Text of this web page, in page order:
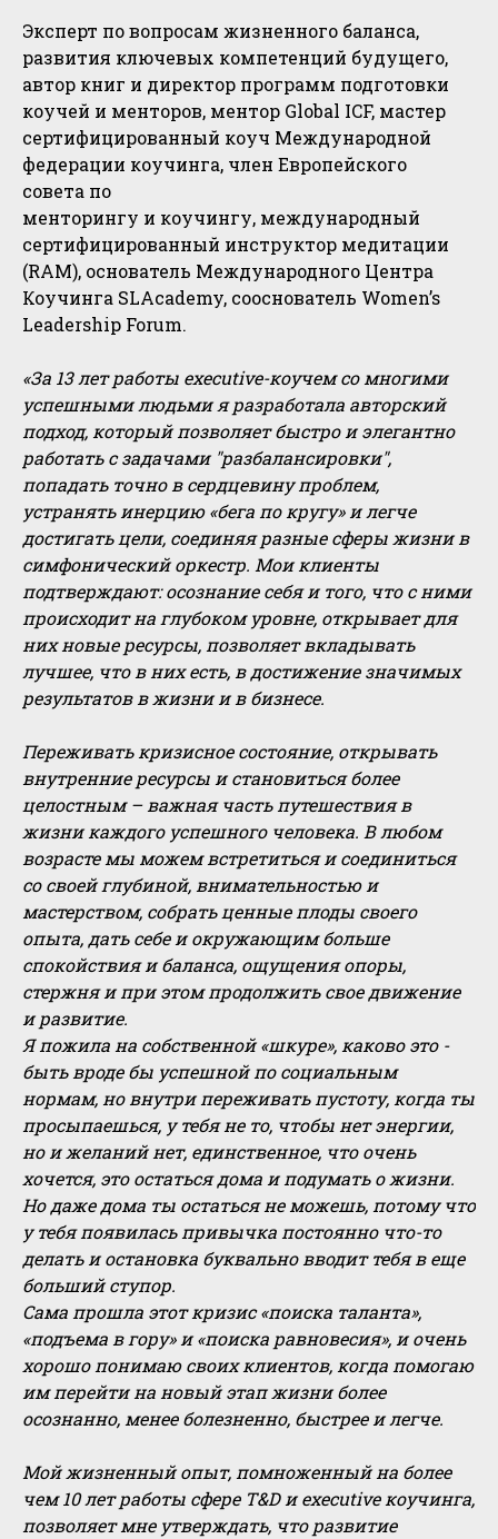
Эксперт по вопросам жизненного баланса,
развития ключевых компетенций будущего,
автор книг и директор программ подготовки
коучей и менторов, ментор Global ICF, мастер
сертифицированный коуч Международной
федерации коучинга, член Европейского
совета по
менторингу и коучингу, международный
сертифицированный инструктор медитации
(RAM), основатель Международного Центра
Коучинга SLAcademy, сооснователь Women’s
Leadership Forum.
«За 13 лет работы executive-коучем со многими
успешными людьми я разработала авторский
подход, который позволяет быстро и элегантно
работать с задачами "разбалансировки",
попадать точно в сердцевину проблем,
устранять инерцию «бега по кругу» и легче
достигать цели, соединяя разные сферы жизни в
симфонический оркестр. Мои клиенты
подтверждают: осознание себя и того, что с ними
происходит на глубоком уровне, открывает для
них новые ресурсы, позволяет вкладывать
лучшее, что в них есть, в достижение значимых
результатов в жизни и в бизнесе.
Переживать кризисное состояние, открывать
внутренние ресурсы и становиться более
целостным – важная часть путешествия в
жизни каждого успешного человека. В любом
возрасте мы можем встретиться и соединиться
со своей глубиной, внимательностью и
мастерством, собрать ценные плоды своего
опыта, дать себе и окружающим больше
спокойствия и баланса, ощущения опоры,
стержня и при этом продолжить свое движение
и развитие.
Я пожила на собственной «шкуре», каково это -
быть вроде бы успешной по социальным
нормам, но внутри переживать пустоту, когда ты
просыпаешься, у тебя не то, чтобы нет энергии,
но и желаний нет, единственное, что очень
хочется, это остаться дома и подумать о жизни.
Но даже дома ты остаться не можешь, потому что
у тебя появилась привычка постоянно что-то
делать и остановка буквально вводит тебя в еще
больший ступор.
Сама прошла этот кризис «поиска таланта»,
«подъема в гору» и «поиска равновесия», и очень
хорошо понимаю своих клиентов, когда помогаю
им перейти на новый этап жизни более
осознанно, менее болезненно, быстрее и легче.
Мой жизненный опыт, помноженный на более
чем 10 лет работы сфере T&D и executive коучинга,
позволяет мне утверждать, что развитие